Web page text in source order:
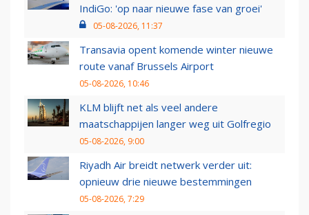
IndiGo: 'op naar nieuwe fase van groei'
05-08-2026, 11:37
Transavia opent komende winter nieuwe
route vanaf Brussels Airport
05-08-2026, 10:46
KLM blijft net als veel andere
maatschappijen langer weg uit Golfregio
05-08-2026, 9:00
Riyadh Air breidt netwerk verder uit:
opnieuw drie nieuwe bestemmingen
05-08-2026, 7:29